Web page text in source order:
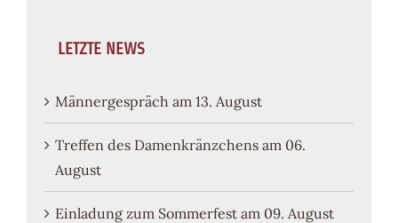
LETZTE NEWS
Männergespräch am 13. August
Treffen des Damenkränzchens am 06.
August
Einladung zum Sommerfest am 09. August